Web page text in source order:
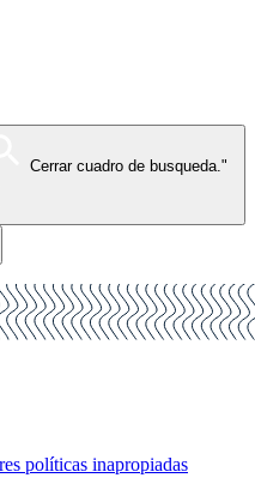
Cerrar cuadro de busqueda."
políticas inapropiadas